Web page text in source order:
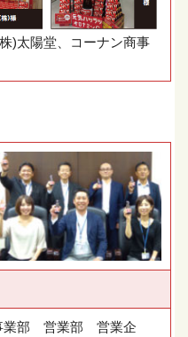
)太陽堂、コーナン商事
業部 営業部 営業企